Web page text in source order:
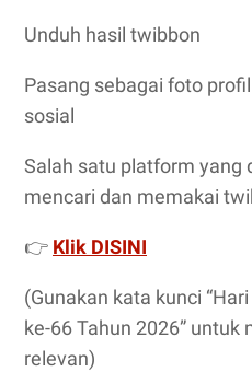
Unduh hasil twibbon
Pasang sebagai foto
sosial
Salah satu platform yang
mencari dan memakai
👉 Klik DISINI
(Gunakan kata kunci
ke-66 Tahun 2026”
relevan)